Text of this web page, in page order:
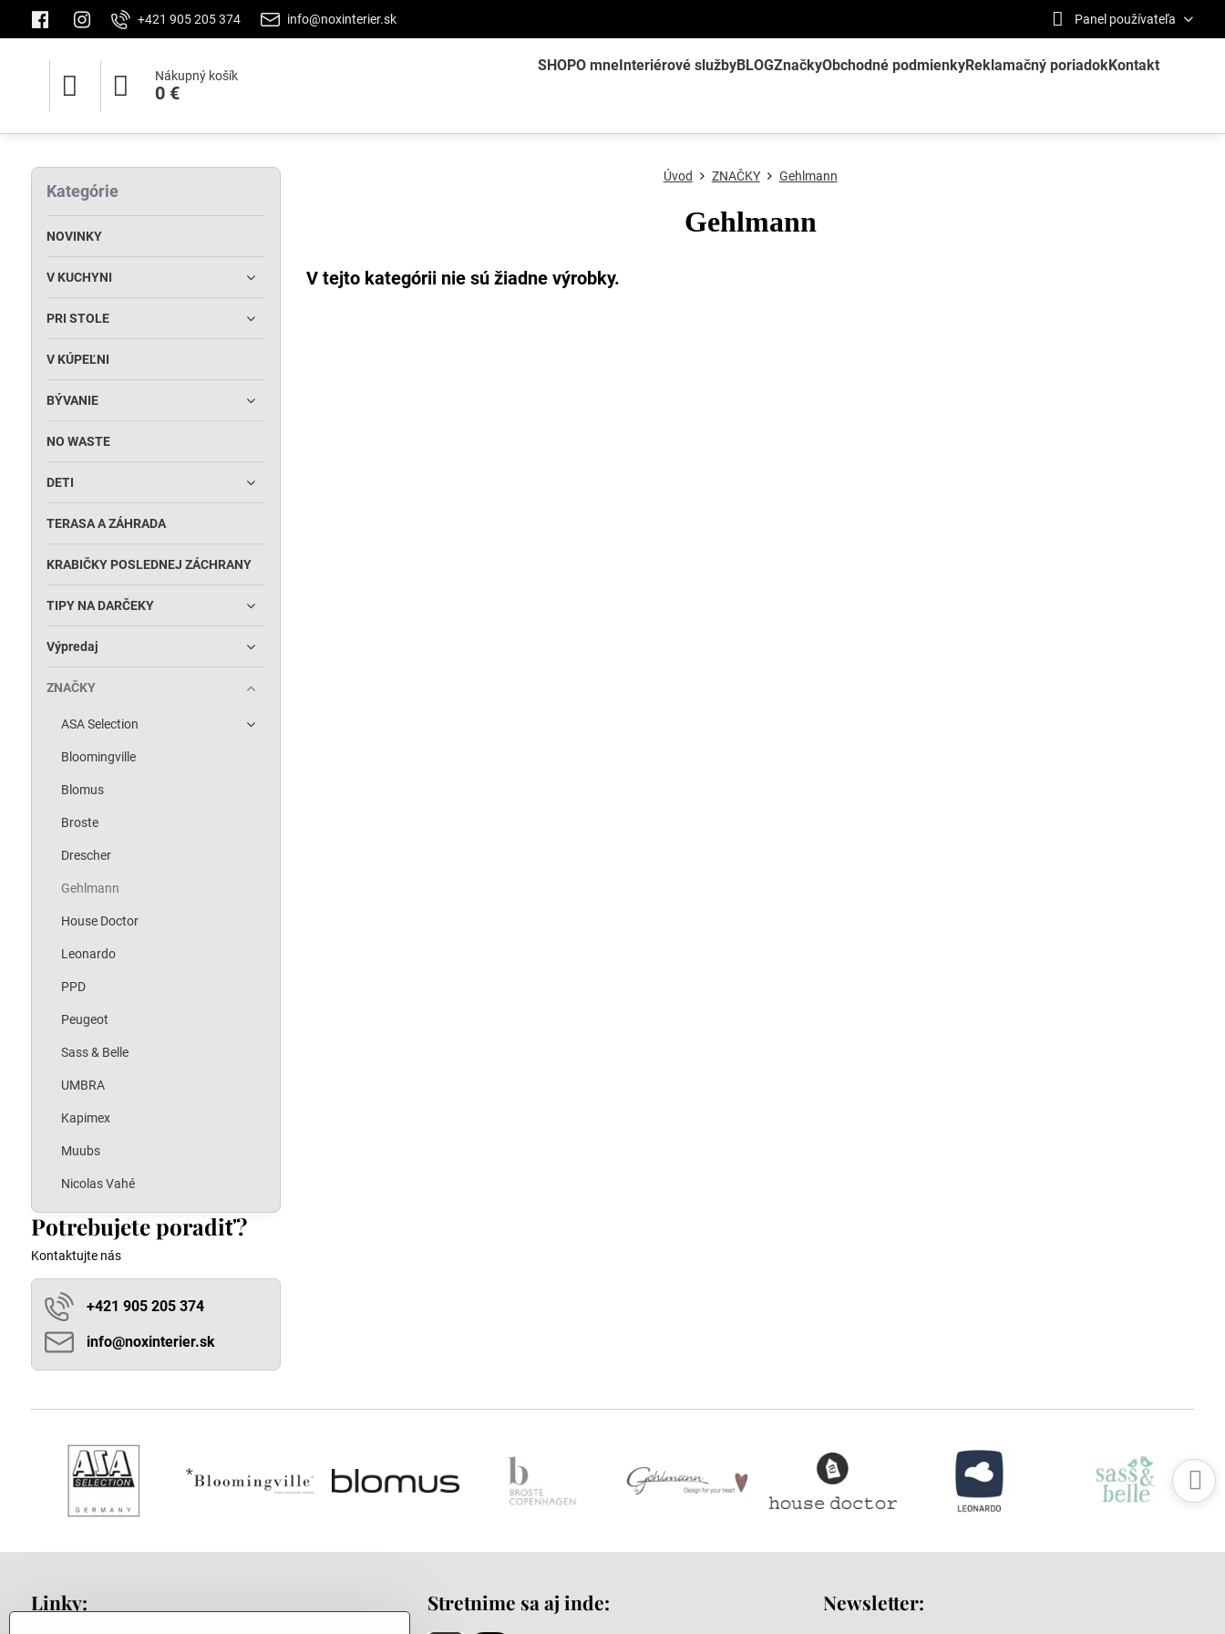
+421 905 205 374 info@noxinterier.sk Panel používateľa
Nákupný košík
0 €
SHOPO mneInteriérové službyBLOGZnačkyObchodné podmienkyReklamačný poriadokKontakt
Úvod ZNAČKY Gehlmann
Gehlmann
Potrebujete poradiť?
Kontaktujte nás
+421 905 205 374
info​@noxinterier​.sk
Kategórie
NOVINKY
V KUCHYNI
PRI STOLE
V KÚPEĽNI
BÝVANIE
NO WASTE
DETI
TERASA A ZÁHRADA
KRABIČKY POSLEDNEJ ZÁCHRANY
TIPY NA DARČEKY
Výpredaj
ZNAČKY
ASA Selection
Bloomingville
Blomus
Broste
Drescher
Gehlmann
House Doctor
Leonardo
PPD
Peugeot
Sass & Belle
UMBRA
Kapimex
Muubs
Nicolas Vahé
Linky: Stretnime sa aj inde: Newsletter: